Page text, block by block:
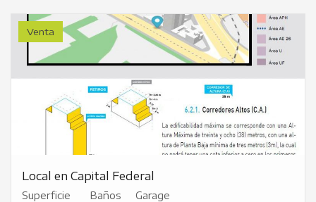
Venta
Local en Capital Federal
Superficie
Baños
Garage